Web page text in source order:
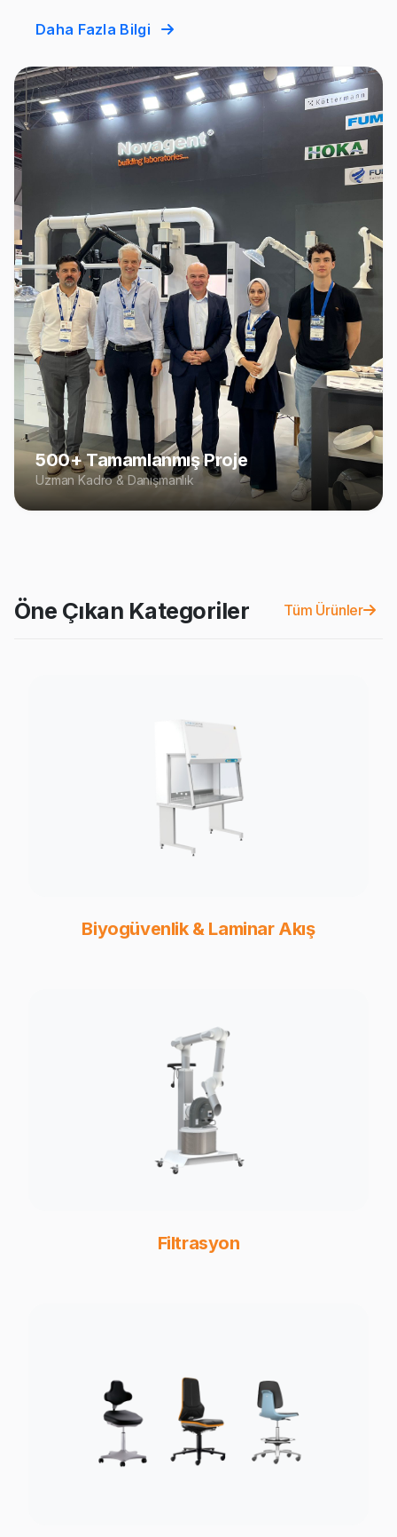
Daha Fazla Bilgi
500+ Tamamlanmış Proje
Uzman Kadro & Danışmanlık
Öne Çıkan Kategoriler Tüm Ürünler
Biyogüvenlik & Laminar Akış
Filtrasyon